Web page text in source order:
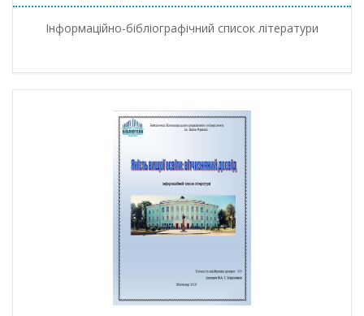
Інформаційно-бібліографічний список літератури